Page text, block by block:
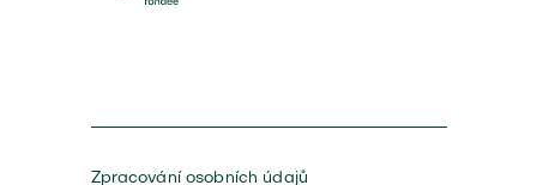
Zpracování osobních údajů